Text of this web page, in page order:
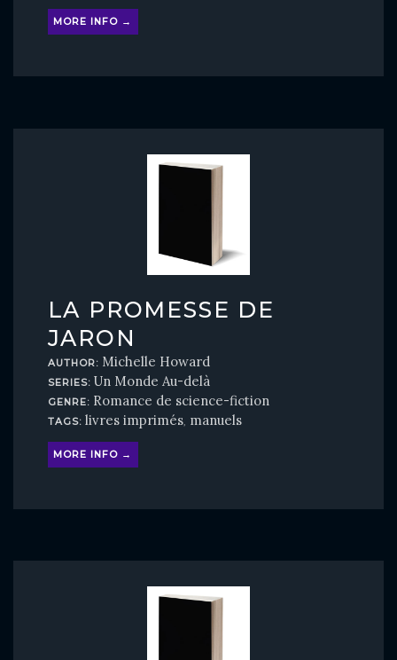
MORE INFO →
LA PROMESSE DE
JARON
AUTHOR: Michelle Howard
SERIES: Un Monde Au-delà
GENRE: Romance de science-fiction
TAGS: livres imprimés, manuels
MORE INFO →